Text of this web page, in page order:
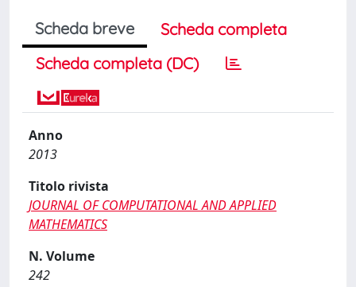
Scheda breve
Scheda completa
Scheda completa (DC)
Anno
2013
Titolo rivista
JOURNAL OF COMPUTATIONAL AND APPLIED
MATHEMATICS
N. Volume
242